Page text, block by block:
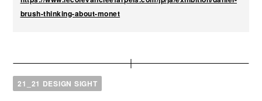
brush-thinking-about-monet
21_21 DESIGN SIGHT